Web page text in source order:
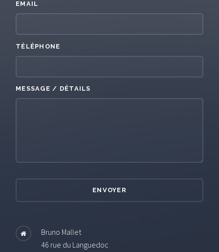
EMAIL
TÉLÉPHONE
MESSAGE / DÉTAILS
Bruno Mallet
46 rue du Languedoc